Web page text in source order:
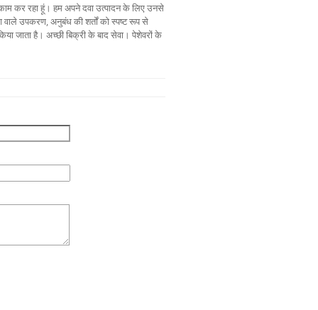
कर रहा हूं। हम अपने दवा उत्पादन के लिए उनसे
उपकरण, अनुबंध की शर्तों को स्पष्ट रूप से
जाता है। अच्छी बिक्री के बाद सेवा। पेशेवरों के